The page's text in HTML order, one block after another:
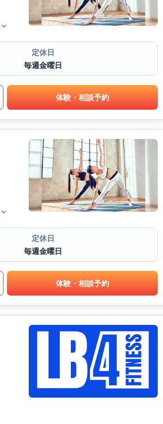
定休日
毎週金曜日
体験・相談予約
定休日
毎週金曜日
体験・相談予約